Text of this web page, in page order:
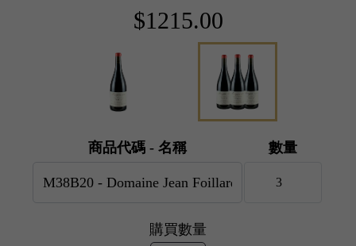
$1215.00
商品代碼 - 名稱 數量
購買數量